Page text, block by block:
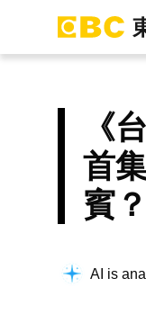
《
首
賓？
AI is